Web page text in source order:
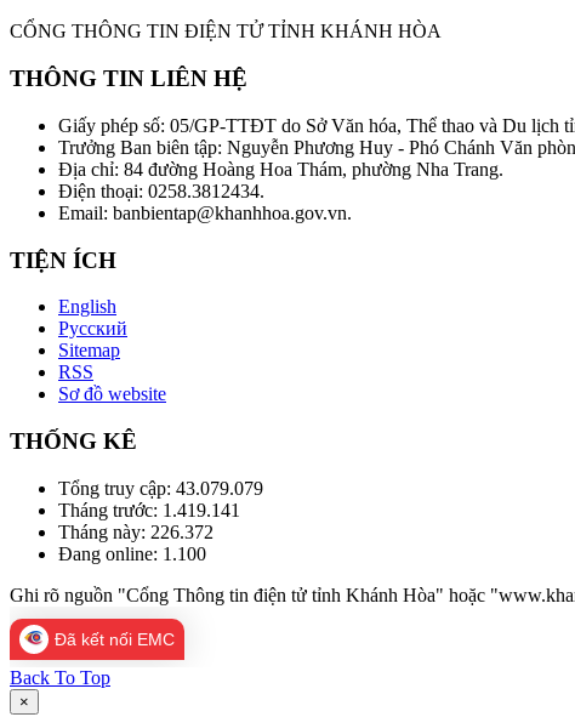
CỔNG THÔNG TIN ĐIỆN TỬ TỈNH KHÁNH HÒA
THÔNG TIN LIÊN HỆ
Giấy phép số: 05/GP-TTĐT do Sở Văn hóa, Thể thao và Du lịch
Trưởng Ban biên tập: Nguyễn Phương Huy - Phó Chánh Văn
Địa chỉ: 84 đường Hoàng Hoa Thám, phường Nha Trang.
Điện thoại: 0258.3812434.
Email: banbientap@khanhhoa.gov.vn.
TIỆN ÍCH
English
Русский
Sitemap
RSS
Sơ đồ website
THỐNG KÊ
Tổng truy cập: 43.079.079
Tháng trước: 1.419.141
Tháng này: 226.372
Đang online: 1.100
Ghi rõ nguồn "Cổng Thông tin điện tử tỉnh Khánh Hòa" hoặc
Đã kết nối EMC
Back To Top
×